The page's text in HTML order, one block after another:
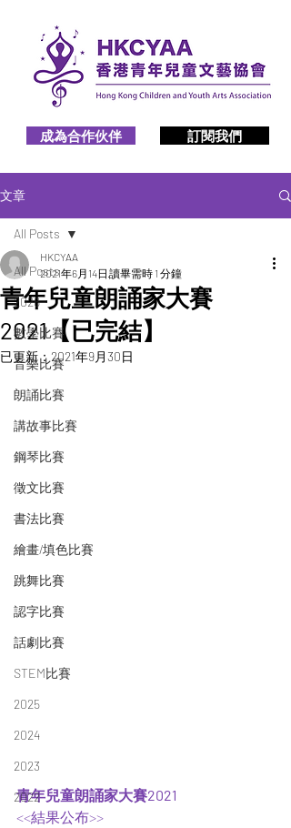
成為合作伙伴 訂閱我們
文章
All Posts
2026
數學比賽
音樂比賽
朗誦比賽
講故事比賽
鋼琴比賽
徵文比賽
書法比賽
繪畫/填色比賽
跳舞比賽
認字比賽
話劇比賽
STEM比賽
2025
2024
2023
2022
All Posts
青年兒童朗誦家大賽
2021【已完結】
HKCYAA
2021年6月14日 讀畢需時 1 分鐘
已更新： 2021年9月30日
青年兒童朗誦家大賽2021
<<結果公布>>